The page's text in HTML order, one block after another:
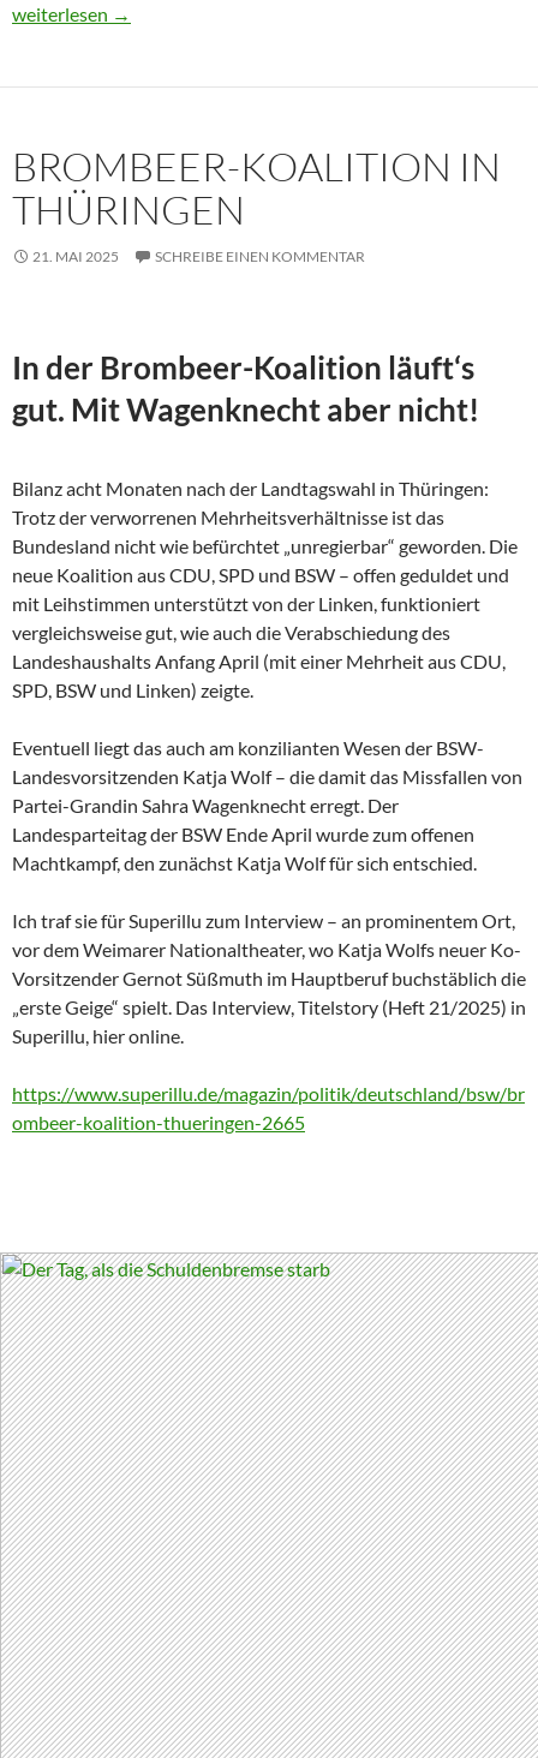
Usbekistan 2025: Unterwegs in einem Land im Aufbruch
weiterlesen →
BROMBEER-KOALITION IN
THÜRINGEN
21. MAI 2025 SCHREIBE EINEN KOMMENTAR
In der Brombeer-Koalition läuft‘s
gut. Mit Wagenknecht aber nicht!
Bilanz acht Monaten nach der Landtagswahl in Thüringen:
Trotz der verworrenen Mehrheitsverhältnisse ist das
Bundesland nicht wie befürchtet „unregierbar“ geworden. Die
neue Koalition aus CDU, SPD und BSW – offen geduldet und
mit Leihstimmen unterstützt von der Linken, funktioniert
vergleichsweise gut, wie auch die Verabschiedung des
Landeshaushalts Anfang April (mit einer Mehrheit aus CDU,
SPD, BSW und Linken) zeigte.
Eventuell liegt das auch am konzilianten Wesen der BSW-
Landesvorsitzenden Katja Wolf – die damit das Missfallen von
Partei-Grandin Sahra Wagenknecht erregt. Der
Landesparteitag der BSW Ende April wurde zum offenen
Machtkampf, den zunächst Katja Wolf für sich entschied.
Ich traf sie für Superillu zum Interview – an prominentem Ort,
vor dem Weimarer Nationaltheater, wo Katja Wolfs neuer Ko-
Vorsitzender Gernot Süßmuth im Hauptberuf buchstäblich die
„erste Geige“ spielt. Das Interview, Titelstory (Heft 21/2025) in
Superillu, hier online.
https://www.superillu.de/magazin/politik/deutschland/bsw/br
ombeer-koalition-thueringen-2665